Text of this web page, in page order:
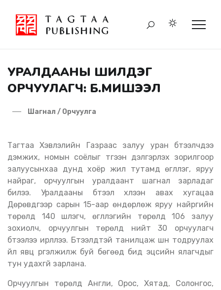
УРАЛДААНЫ ШИЛДЭГ
ОРЧУУЛАГЧ: Б.МИШЭЭЛ
Шагнал / Орчуулга
Тагтаа Хэвлэлийн Газраас залуу уран бүтээлчдээ
дэмжих, номын соёлыг түгээн дэлгэрүүлэх зорилгоор
залуусынхаа дунд хоёр жил тутамд өгүүллэг, яруу
найраг, орчуулгын уралдаант шагнал зарладаг
билээ. Уралдааны бүтээл хүлээн авах хугацаа
Дөрөвдүгээр сарын 15-аар өндөрлөж яруу найргийн
төрөлд 140 шүлэгч, өгүүллэгийн төрөлд 106 залуу
зохиолч, орчуулгын төрөлд нийт 30 орчуулагч
бүтээлээ ирүүллээ. Бүтээлүүдтэй танилцаж шүүн тодруулах
үйл явц үргэлжилж буй бөгөөд бид эцсийн ялагчдыг
тун удахгүй зарлана.
Орчуулгын төрөлд Англи, Орос, Хятад, Солонгос,